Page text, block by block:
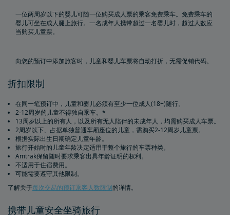
企业计划
Amtrak度假
列车旅行套票
一起登上火车，来一次家庭旅行
Amtrak铁路通票
多程通票
Amtrak RideReserve
多程车票使用限制
California铁路通票
Amtrak BidUp
向亲友馈赠来自Amtrak商店的礼品
旅行必需品、保险及其他
预购保障停车位
用积分兑换奖励旅行
一位两周岁以下的婴儿可随一位购买成人票的乘客免费乘车。免费乘车的
婴儿可坐在成人腿上旅行。一名成年人携带超过一名婴儿时，超过人数应
当购买儿童票。
向您的预订中添加旅客时，儿童和婴儿车票将自动打折，无需促销代码。
折扣限制
在同一笔预订中，儿童和婴儿必须有至少一位成人(18+)随行。
2-12周岁的儿童不得独自乘车。*
13周岁以上的所有人，以及所有无人陪伴的未成年人，均需购买成人车票。
2周岁以下、占据单独普通车厢座位的儿童，需购买2-12周岁儿童票。
根据实际出生日期确定儿童年龄。
旅行开始时的儿童年龄决定适用于整个旅行的车票种类。
Amtrak保留随时要求乘客出具年龄证明的权利。
不适用于住宿费用。
可能需要遵守其他限制。
了解关于每次交易的预订乘客人数限制的详情。
携带儿童安全坐骑旅行